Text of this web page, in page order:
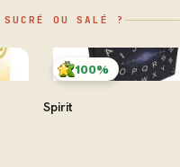
OU SALÉ ?
100%
Spirit